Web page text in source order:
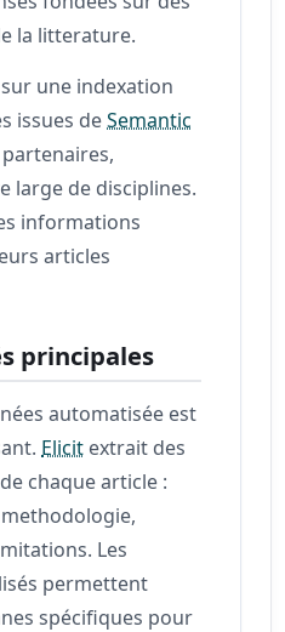
la litterature.
une indexation
issues deSemantic
large de disciplines.
informations
articles
principales
automatisée est
Elicit extrait des
chaque article :
Les
permettent
spécifiques pour